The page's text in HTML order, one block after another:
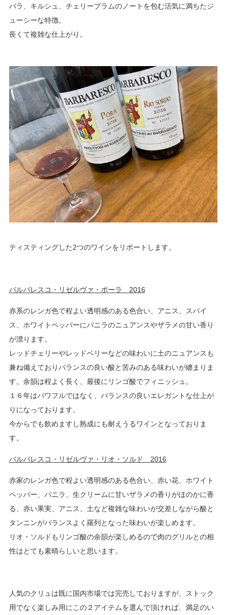
バラ、キルシュ、チェリープラムのノートを包む活気に満ちたジ
ューシーな特徴。
長くて複雑な仕上がり。
ティスティングした2つのワインをリポートします。
バルバレスコ・リゼルヴァ・ポーラ 2016
赤系のレンガ色で程よい透明感のある色合い、アニス、スパイ
ス、ホワイトペッパーにバニラのニュアンスやザラメの甘い香り
が漂ります。
レッドチェリーやレッドベリーなどの味わいに土のニュアンスも
兼ね備えておりバランスの良い酸と苦みのある味わいが纏まりま
す。余韻は程よく長く、最後にリンゴ酸でフィニッシュ。
１６年はパワフルではなく、バランスの良いエレガントな仕上が
りになっております。
今からでも飲めますし熟成にも耐えうるワインとなっておりま
す。
バルバレスコ・リゼルヴァ・リオ・ソルド 2016
赤家のレンガ色で程よい透明感のある色合い、赤い花、ホワイト
ペッパー、バニラ、生クリームに甘いザラメの香りがほのかに香
る、赤い果実、アニス、土など複雑な味わいが交差しながら酸と
タンニンがバランスよく羅列となった味わいが楽しめます。
リオ・ソルドもリンゴ酸の余韻が楽しめるので肉のグリルとの相
性はとても素晴らしいと思います。
人気のクリュは既に国内市場では完売しておりますが、ストック
用でなく楽しみ用にこの２アイテムを選んで頂ければ、満足のい